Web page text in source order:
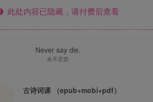
此处内容已隐藏，请付费后查看
Never say die.
永不言弃
古诗词课 （epub+mobi+pdf）